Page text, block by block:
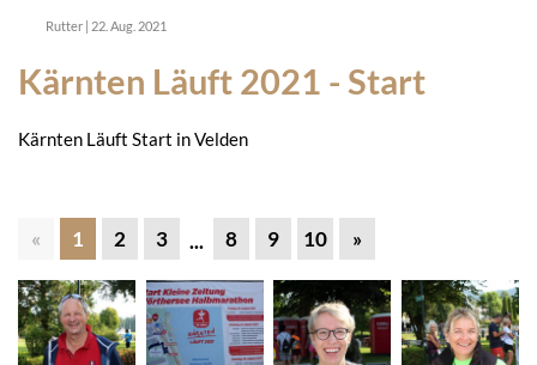
Rutter | 22. Aug. 2021
Kärnten Läuft 2021 - Start
Kärnten Läuft Start in Velden
« 1 2 3 ... 8 9 10 »